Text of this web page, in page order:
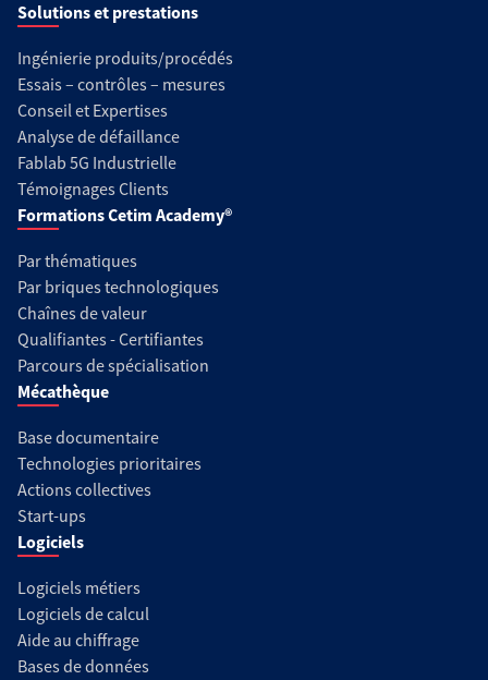
Solutions et prestations
Ingénierie produits/procédés
Essais – contrôles – mesures
Conseil et Expertises
Analyse de défaillance
Fablab 5G Industrielle
Témoignages Clients
Formations Cetim Academy®
Par thématiques
Par briques technologiques
Chaînes de valeur
Qualifiantes - Certifiantes
Parcours de spécialisation
Mécathèque
Base documentaire
Technologies prioritaires
Actions collectives
Start-ups
Logiciels
Logiciels métiers
Logiciels de calcul
Aide au chiffrage
Bases de données